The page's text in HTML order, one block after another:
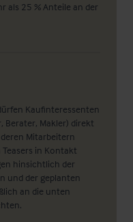
als 25 % Anteile an der
Kaufinteressenten
Berater, Makler) direkt
Mitarbeitern
in Kontakt
hinsichtlich der
und der geplanten
an die unten